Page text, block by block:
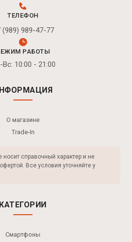
ТЕЛЕФОН
(989) 989-47-77
РАБОТЫ
10:00 - 21:00
О магазине
Trade-In
справочный характер и не
Все условия уточняйте у
КАТЕГОРИИ
Смартфоны